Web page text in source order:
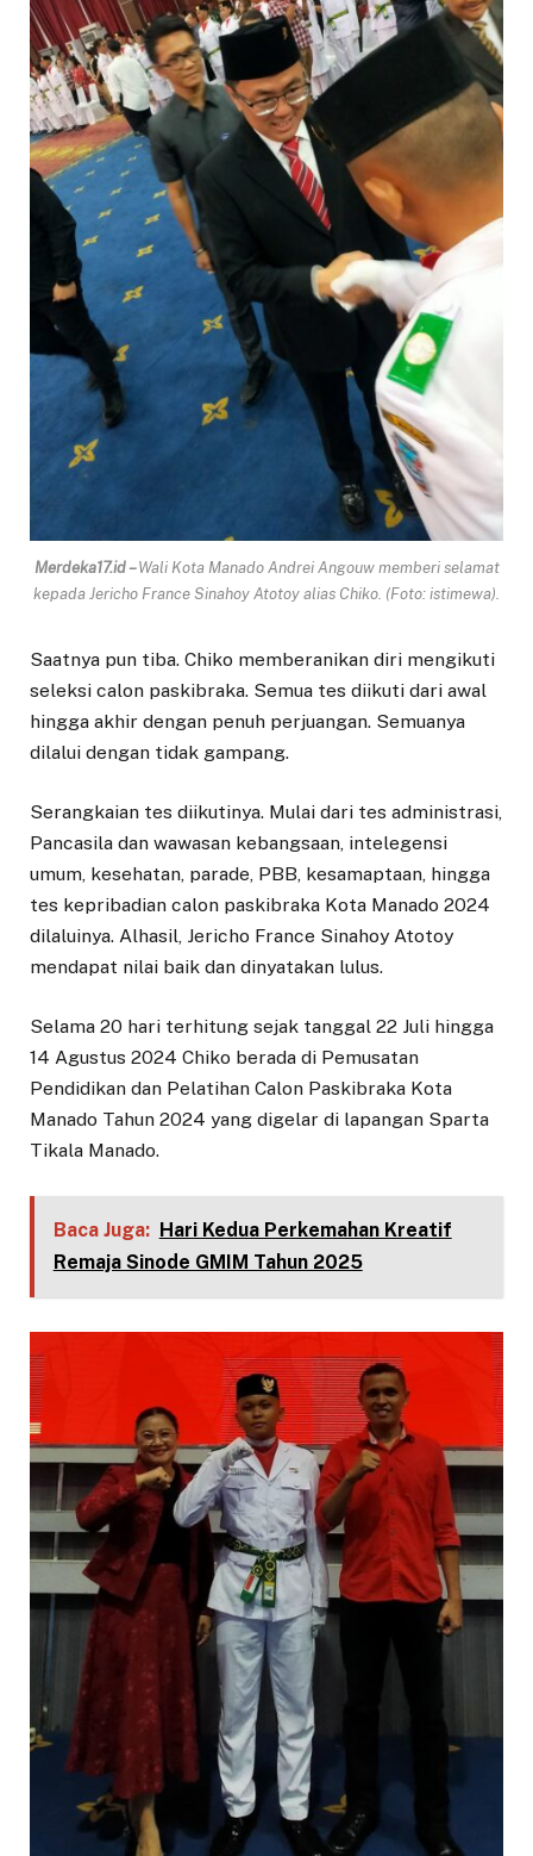
Merdeka17.id –Wali Kota Manado Andrei Angouw memberi selamat
kepada Jericho France Sinahoy Atotoy alias Chiko. (Foto: istimewa).
Saatnya pun tiba. Chiko memberanikan diri mengikuti
seleksi calon paskibraka. Semua tes diikuti dari awal
hingga akhir dengan penuh perjuangan. Semuanya
dilalui dengan tidak gampang.
Serangkaian tes diikutinya. Mulai dari tes administrasi,
Pancasila dan wawasan kebangsaan, intelegensi
umum, kesehatan, parade, PBB, kesamaptaan, hingga
tes kepribadian calon paskibraka Kota Manado 2024
dilaluinya. Alhasil, Jericho France Sinahoy Atotoy
mendapat nilai baik dan dinyatakan lulus.
Selama 20 hari terhitung sejak tanggal 22 Juli hingga
14 Agustus 2024 Chiko berada di Pemusatan
Pendidikan dan Pelatihan Calon Paskibraka Kota
Manado Tahun 2024 yang digelar di lapangan Sparta
Tikala Manado.
Baca Juga: Hari Kedua Perkemahan Kreatif
Remaja Sinode GMIM Tahun 2025